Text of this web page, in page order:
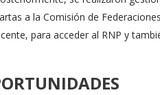
a la Comisión de
para acceder al RNP y